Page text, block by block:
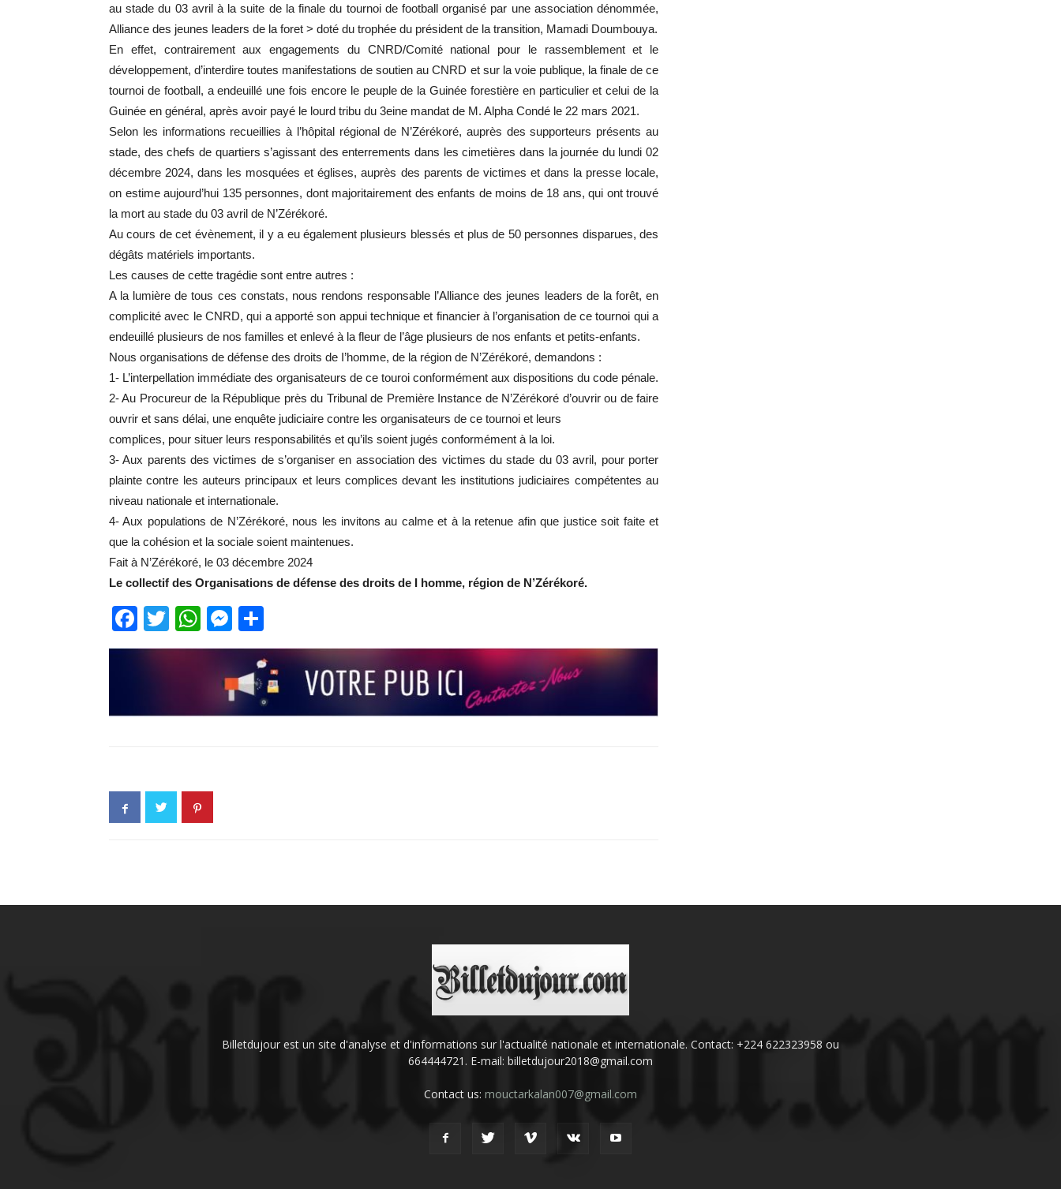
au stade du 03 avril à la suite de la finale du tournoi de football organisé par une association dénommée,
Alliance des jeunes leaders de la foret > doté du trophée du président de la transition, Mamadi Doumbouya.
En effet, contrairement aux engagements du CNRD/Comité national pour le rassemblement et le
développement, d’interdire toutes manifestations de soutien au CNRD et sur la voie publique, la finale de ce
tournoi de football, a endeuillé une fois encore le peuple de la Guinée forestière en particulier et celui de la
Guinée en général, après avoir payé le lourd tribu du 3eine mandat de M. Alpha Condé le 22 mars 2021.
Selon les informations recueillies à l’hôpital régional de N’Zérékoré, auprès des supporteurs présents au
stade, des chefs de quartiers s’agissant des enterrements dans les cimetières dans la journée du lundi 02
décembre 2024, dans les mosquées et églises, auprès des parents de victimes et dans la presse locale,
on estime aujourd’hui 135 personnes, dont majoritairement des enfants de moins de 18 ans, qui ont trouvé
la mort au stade du 03 avril de N’Zérékoré.
Au cours de cet évènement, il y a eu également plusieurs blessés et plus de 50 personnes disparues, des
dégâts matériels importants.
Les causes de cette tragédie sont entre autres :
A la lumière de tous ces constats, nous rendons responsable l’Alliance des jeunes leaders de la forêt, en
complicité avec le CNRD, qui a apporté son appui technique et financier à l’organisation de ce tournoi qui a
endeuillé plusieurs de nos familles et enlevé à la fleur de l’âge plusieurs de nos enfants et petits-enfants.
Nous organisations de défense des droits de I’homme, de la région de N’Zérékoré, demandons :
1- L’interpellation immédiate des organisateurs de ce touroi conformément aux dispositions du code pénale.
2- Au Procureur de la République près du Tribunal de Première Instance de N’Zérékoré d’ouvrir ou de faire
ouvrir et sans délai, une enquête judiciaire contre les organisateurs de ce tournoi et leurs
complices, pour situer leurs responsabilités et qu’ils soient jugés conformément à la loi.
3- Aux parents des victimes de s’organiser en association des victimes du stade du 03 avril, pour porter
plainte contre les auteurs principaux et leurs complices devant les institutions judiciaires compétentes au
niveau nationale et internationale.
4- Aux populations de N’Zérékoré, nous les invitons au calme et à la retenue afin que justice soit faite et
que la cohésion et la sociale soient maintenues.
Fait à N’Zérékoré, le 03 décembre 2024
Le collectif des Organisations de défense des droits de I homme, région de N’Zérékoré.
Facebook
TwitterWhatsApp
Messenger
Billetdujour est un site d'analyse et d'informations sur l'actualité nationale et internationale. Contact: +224 622323958 ou
664444721. E-mail: billetdujour2018@gmail.com
Contact us: mouctarkalan007@gmail.com